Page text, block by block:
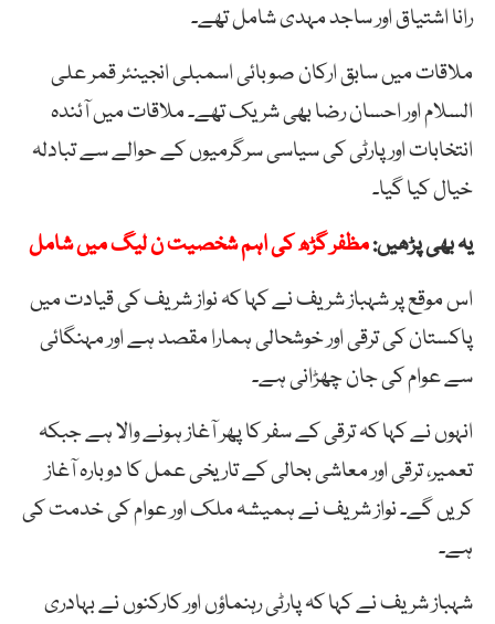
رانا اشتیاق اور ساجد مہدی شامل تھے۔
ملاقات میں سابق ارکان صوبائی اسمبلی انجینئر قمر علی
السلام اور احسان رضا بھی شریک تھے۔ ملاقات میں آئندہ
انتخابات اور پارٹی کی سیاسی سرگرمیوں کے حوالے سے تبادلہ
خیال کیا گیا۔
یہ بھی پڑھیں:مظفر گڑھ کی اہم شخصیت ن لیگ میں شامل
اس موقع پر شہباز شریف نے کہا کہ نواز شریف کی قیادت میں
پاکستان کی ترقی اور خوشحالی ہمارا مقصد ہے اور مہنگائی
سے عوام کی جان چھڑانی ہے۔
انہوں نے کہا کہ ترقی کے سفر کا پھر آغاز ہونے والا ہے جبکہ
تعمیر، ترقی اور معاشی بحالی کے تاریخی عمل کا دوبارہ آغاز
کریں گے۔ نواز شریف نے ہمیشہ ملک اور عوام کی خدمت کی
ہے۔
شہباز شریف نے کہا کہ پارٹی رہنماؤں اور کارکنوں نے بہادری